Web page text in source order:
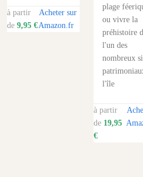
à partir
de 9,95 €
Acheter sur
Amazon.fr
plage
ou vivre la
préhistoire
l'un des
nombreux
l'île
à partir
de 19,95
€